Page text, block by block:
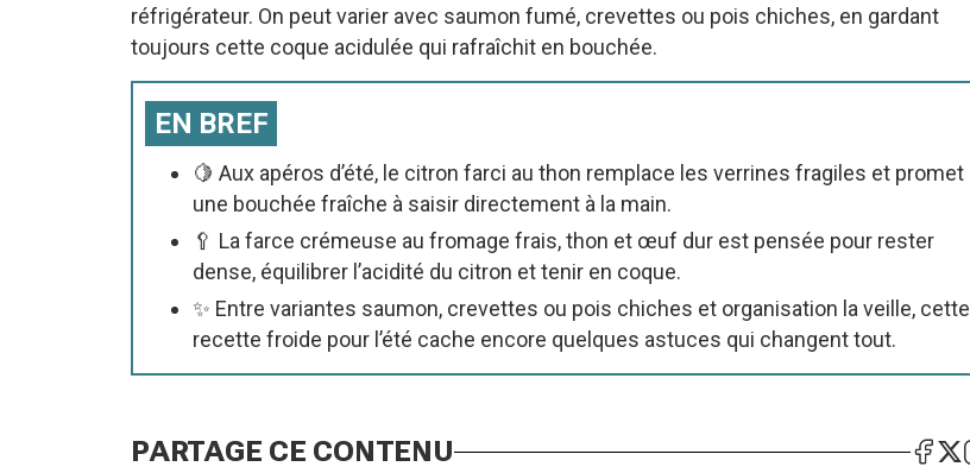
réfrigérateur. On peut varier avec saumon fumé, crevettes ou pois chiches, en gardant
toujours cette coque acidulée qui rafraîchit en bouchée.
EN BREF
🍋 Aux apéros d’été, le citron farci au thon remplace les verrines fragiles et promet
une bouchée fraîche à saisir directement à la main.
🥄 La farce crémeuse au fromage frais, thon et œuf dur est pensée pour rester
dense, équilibrer l’acidité du citron et tenir en coque.
✨ Entre variantes saumon, crevettes ou pois chiches et organisation la veille, cette
recette froide pour l’été cache encore quelques astuces qui changent tout.
PARTAGE CE CONTENU